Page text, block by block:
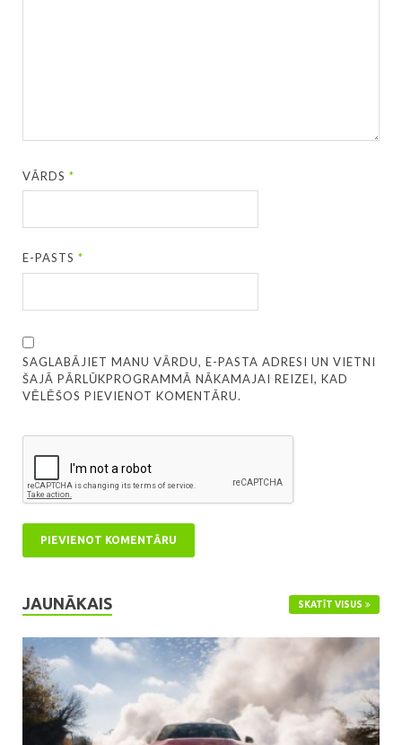
VĀRDS*
E-PASTS*
SAGLABĀJIET MANU VĀRDU, E-PASTA ADRESI UN VIETNI
ŠAJĀ PĀRLŪKPROGRAMMĀ NĀKAMAJAI REIZEI, KAD
VĒLĒŠOS PIEVIENOT KOMENTĀRU.
JAUNĀKAIS SKATĪT VISUS